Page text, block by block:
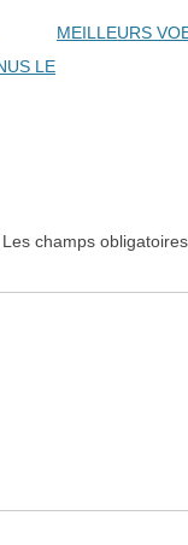
LE
MEILLEURS
Les champs